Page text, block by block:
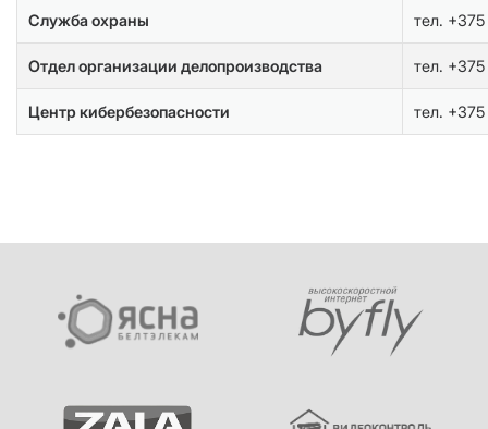
Служба охраны тел.
Отдел организации делопроизводства тел. +375
Центр кибербезопасности тел. +375